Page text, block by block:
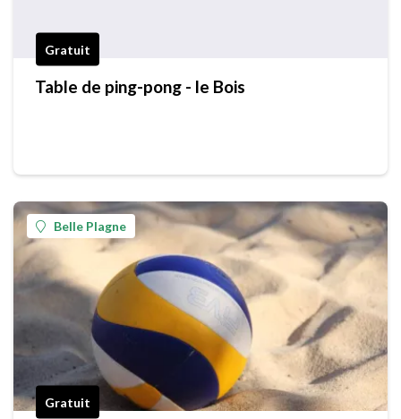
Gratuit
Table de ping-pong - le Bois
Belle Plagne
Gratuit